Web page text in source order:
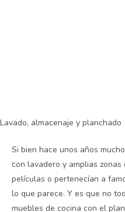
Lavado, almacenaje y planchado
Si bien hace unos años
con lavadero y amplias
películas o pertenecían a
lo que parece. Y es que no
muebles de cocina con el